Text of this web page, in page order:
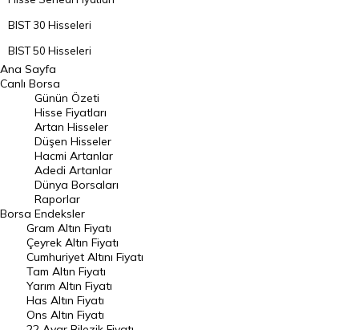
BIST 30 Hisseleri
BIST 50 Hisseleri
BIST 100 Hisseleri
En Çok Artan Hisseler
En Çok Düşen Hisseler
Hacmi Artanlar
Geçmiş Kapanışlar
Dünya Borsaları
Raporlar
Endeksler
DÖVİZ
Döviz Kuru
Ana Sayfa
Canlı Borsa
Borsa
Günün Özeti
Hisse Fiyatları
Artan Hisseler
Düşen Hisseler
Hacmi Artanlar
Adedi Artanlar
Dünya Borsaları
Raporlar
Endeksler
Gram Altın Fiyatı
Çeyrek Altın Fiyatı
Cumhuriyet Altını Fiyatı
Tam Altın Fiyatı
Yarım Altın Fiyatı
Has Altın Fiyatı
Ons Altın Fiyatı